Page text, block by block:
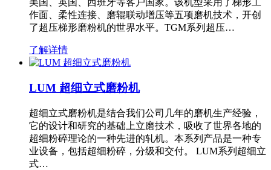
作面、柔性连接、磨辊联动增压等五项磨机技术，开创
了超压梯形磨粉机的世界水平。TGM系列超压…
了解详情
LUM 超细立式磨粉机
超细立式磨粉机是结合我们公司几年的磨机生产经验，
它的设计和研究的基础上立磨技术，吸收了世界各地的
超细粉碎理论的一种先进的轧机。本系列产品是一种专
业设备，包括超细粉碎，分级和交付。 LUM系列超细立
式…